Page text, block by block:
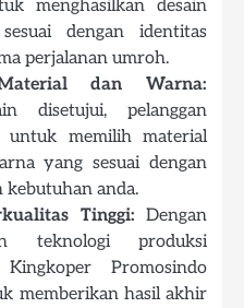
menghasilkan desain
dengan identitas
perjalanan umroh.
dan Warna:
disetujui, pelanggan
untuk memilih material
yang sesuai dengan
kebutuhan anda.
Tinggi: Dengan
teknologi produksi
Promosindo
memberikan hasil akhir